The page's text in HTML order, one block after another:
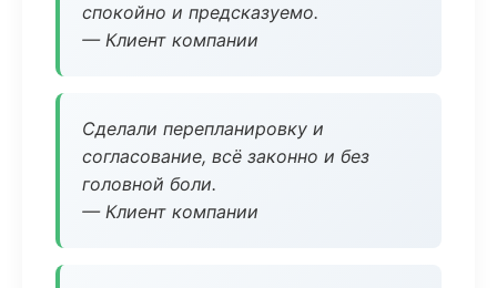
спокойно и предсказуемо.
— Клиент компании
Сделали перепланировку и
согласование, всё законно и без
головной боли.
— Клиент компании